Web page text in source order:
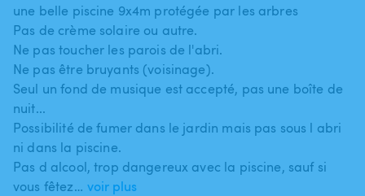
une belle piscine 9x4m protégée par les arbres
Pas de crème solaire ou autre.
Ne pas toucher les parois de l'abri.
Ne pas être bruyants (voisinage).
Seul un fond de musique est accepté​,​ pas une boîte de
nuit...
Possibilité de fumer dans le jardin mais pas sous l abri
ni dans la piscine.
Pas d alcool​,​ trop dangereux avec la piscine​,​ sauf si
vous fêtez… voir plus